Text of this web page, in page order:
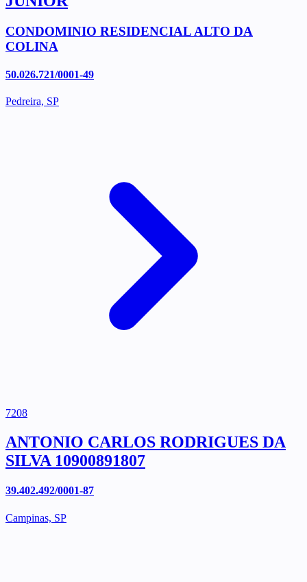
CONDOMINIO RESIDENCIAL ALTO DA
COLINA
50.026.721/0001-49
Pedreira, SP
7208
ANTONIO CARLOS RODRIGUES DA
SILVA 10900891807
39.402.492/0001-87
Campinas, SP